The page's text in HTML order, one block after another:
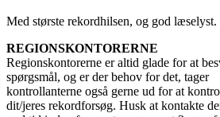
Med største rekordhilsen, og god læselyst.
REGIONSKONTORERNE
Regionskontorerne er altid glade for at
spørgsmål, og er der behov for det, tager
kontrollanterne også gerne ud for at
dit/jeres rekordforsøg. Husk at kontakte